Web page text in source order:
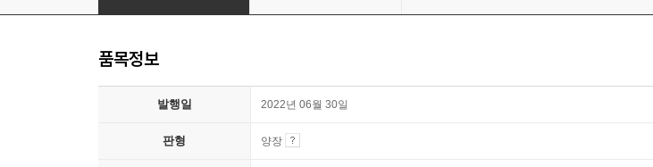
품목정보
발행일 2022년 06월 30일
판형 양장